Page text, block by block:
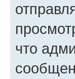
что